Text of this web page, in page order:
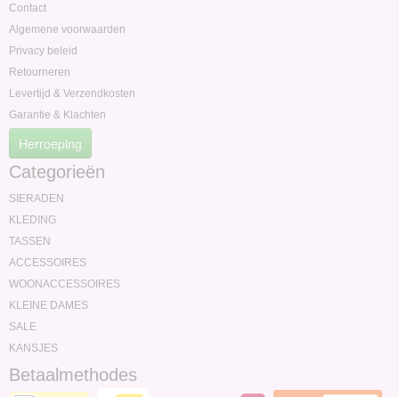
Contact
Algemene voorwaarden
Privacy beleid
Retourneren
Levertijd & Verzendkosten
Garantie & Klachten
Herroeping
Categorieën
SIERADEN
KLEDING
TASSEN
ACCESSOIRES
WOONACCESSOIRES
KLEINE DAMES
SALE
KANSJES
Betaalmethodes